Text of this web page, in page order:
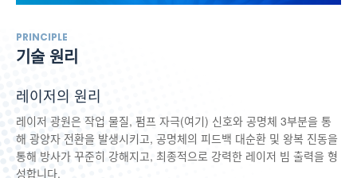
PRINCIPLE
기술 원리
레이저의 원리
레이저 광원은 작업 물질, 펌프 자극(여기) 신호와 공명체 3부분을 통
해 광양자 전환을 발생시키고, 공명체의 피드백 대순환 및 왕복 진동을
통해 방사가 꾸준히 강해지고, 최종적으로 강력한 레이저 빔 출력을 형
성합니다.